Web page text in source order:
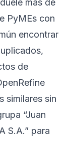
más de
PyMEs con
encontrar
de
similares sin
“Juan
S.A.” para